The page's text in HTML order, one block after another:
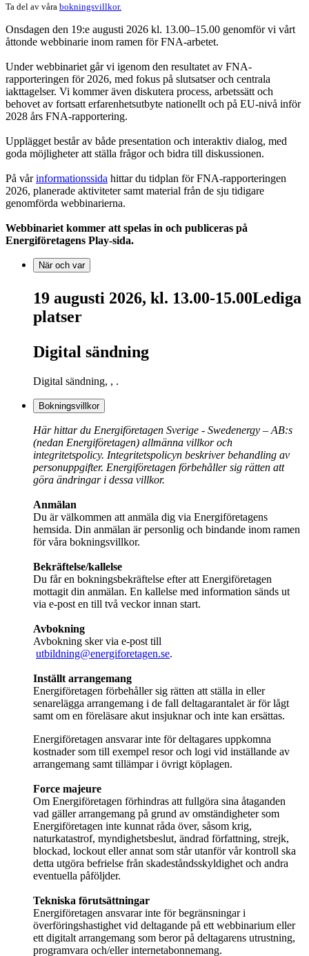
Ta del av våra bokningsvillkor.
Onsdagen den 19:e augusti 2026 kl. 13.00–15.00 genomför vi vårt
åttonde webbinarie inom ramen för FNA-arbetet.
Under webbinariet går vi igenom den resultatet av FNA-
rapporteringen för 2026, med fokus på slutsatser och centrala
iakttagelser. Vi kommer även diskutera process, arbetssätt och
behovet av fortsatt erfarenhetsutbyte nationellt och på EU-nivå inför
2028 års FNA-rapportering.
Upplägget består av både presentation och interaktiv dialog, med
goda möjligheter att ställa frågor och bidra till diskussionen.
På vårinformationssida hittar du tidplan för FNA-rapporteringen
2026, planerade aktiviteter samt material från de sju tidigare
genomförda webbinarierna.
Webbinariet kommer att spelas in och publiceras på
Energiföretagens Play-sida.
När och var
19 augusti 2026, kl. 13.00-15.00Lediga
platser
Digital sändning
Digital sändning, , .
Bokningsvillkor
Här hittar du Energiföretagen Sverige - Swedenergy – AB:s
(nedan Energiföretagen) allmänna villkor och
integritetspolicy. Integritetspolicyn beskriver behandling av
personuppgifter. Energiföretagen förbehåller sig rätten att
göra ändringar i dessa villkor.
Anmälan
Du är välkommen att anmäla dig via Energiföretagens
hemsida. Din anmälan är personlig och bindande inom ramen
för våra bokningsvillkor.
Bekräftelse/kallelse
Du får en bokningsbekräftelse efter att Energiföretagen
mottagit din anmälan. En kallelse med information sänds ut
via e-post en till två veckor innan start.
Avbokning
Avbokning sker via e-post till
utbildning@energiforetagen.se.
Inställt arrangemang
Energiföretagen förbehåller sig rätten att ställa in eller
senarelägga arrangemang i de fall deltagarantalet är för lågt
samt om en föreläsare akut insjuknar och inte kan ersättas.
Energiföretagen ansvarar inte för deltagares uppkomna
kostnader som till exempel resor och logi vid inställande av
arrangemang samt tillämpar i övrigt köplagen.
Force majeure
Om Energiföretagen förhindras att fullgöra sina åtaganden
vad gäller arrangemang på grund av omständigheter som
Energiföretagen inte kunnat råda över, såsom krig,
naturkatastrof, myndighetsbeslut, ändrad författning, strejk,
blockad, lockout eller annat som står utanför vår kontroll ska
detta utgöra befrielse från skadeståndsskyldighet och andra
eventuella påföljder.
Tekniska förutsättningar
Energiföretagen ansvarar inte för begränsningar i
överföringshastighet vid deltagande på ett webbinarium eller
ett digitalt arrangemang som beror på deltagarens utrustning,
programvara och/eller internetabonnemang.